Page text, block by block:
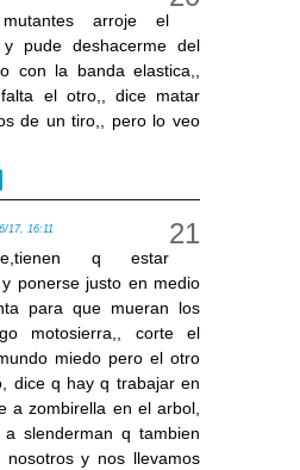
arroje el
y pude deshacerme del
con la banda elastica,,
el otro,, dice matar
de un tiro,, pero lo veo
17, 16:11
q estar
ponerse justo en medio
para que mueran los
motosierra,, corte el
miedo pero el otro
dice q hay q trabajar en
a zombirella en el arbol,
a slenderman q tambien
nosotros y nos llevamos